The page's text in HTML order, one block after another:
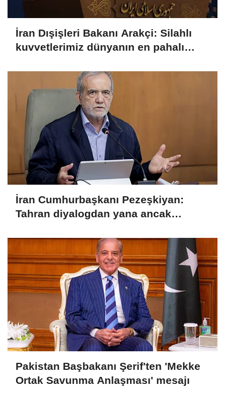
İran Dışişleri Bakanı Arakçi: Silahlı
kuvvetlerimiz dünyanın en pahalı
İran Cumhurbaşkanı Pezeşkiyan:
Tahran diyalogdan yana ancak
Pakistan Başbakanı Şerif'ten 'Mekke
Ortak Savunma Anlaşması' mesajı